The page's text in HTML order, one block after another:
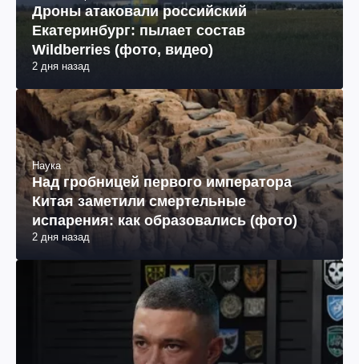
Дроны атаковали российский
Екатеринбург: пылает состав
Wildberries (фото, видео)
2 дня назад
Наука
Над гробницей первого императора
Китая заметили смертельные
испарения: как образовались (фото)
2 дня назад